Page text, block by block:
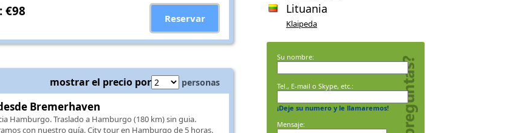
€98 Reservar
mostrar el precio por personas
Bremerhaven
Hamburgo. Traslado a Hamburgo (180 km) sin guia.
con nuestro guía. City tour en Hamburgo de 5 horas.
Lituania
Klaipeda
Su nombre:
Tel., E-mail o Skype, etc.:
¡Deje su numero y le llamaremos!
Mensaje: